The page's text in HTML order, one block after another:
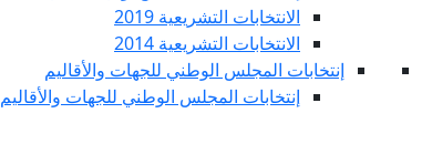
الانتخابات التشريعية 2019
الانتخابات التشريعية 2014
إنتخابات المجلس الوطني للجهات والأقاليم
إنتخابات المجلس الوطني للجهات والأقاليم 2024